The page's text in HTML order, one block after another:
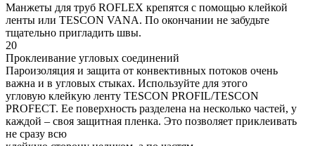
Манжеты для труб ROFLEX крепятся с помощью клейкой
ленты или TESCON VANA. По окончании не забудьте
тщательно пригладить швы.
20
Проклеивание угловых соединений
Пароизоляция и защита от конвективных потоков очень
важна и в угловых стыках. Используйте для этого
угловую клейкую ленту TESCON PROFIL/TESCON
PROFECT. Ее поверхность разделена на несколько частей, у
каждой – своя защитная пленка. Это позволяет приклеивать
не сразу всю